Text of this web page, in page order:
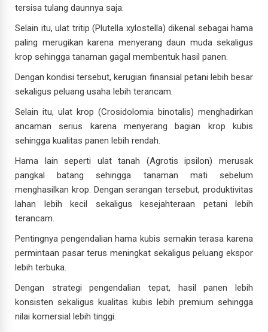
tersisa tulang daunnya saja.
Selain itu, ulat tritip (Plutella xylostella) dikenal sebagai hama
paling merugikan karena menyerang daun muda sekaligus
krop sehingga tanaman gagal membentuk hasil panen.
Dengan kondisi tersebut, kerugian finansial petani lebih besar
sekaligus peluang usaha lebih terancam.
Selain itu, ulat krop (Crosidolomia binotalis) menghadirkan
ancaman serius karena menyerang bagian krop kubis
sehingga kualitas panen lebih rendah.
Hama lain seperti ulat tanah (Agrotis ipsilon) merusak
pangkal batang sehingga tanaman mati sebelum
menghasilkan krop. Dengan serangan tersebut, produktivitas
lahan lebih kecil sekaligus kesejahteraan petani lebih
terancam.
Pentingnya pengendalian hama kubis semakin terasa karena
permintaan pasar terus meningkat sekaligus peluang ekspor
lebih terbuka.
Dengan strategi pengendalian tepat, hasil panen lebih
konsisten sekaligus kualitas kubis lebih premium sehingga
nilai komersial lebih tinggi.